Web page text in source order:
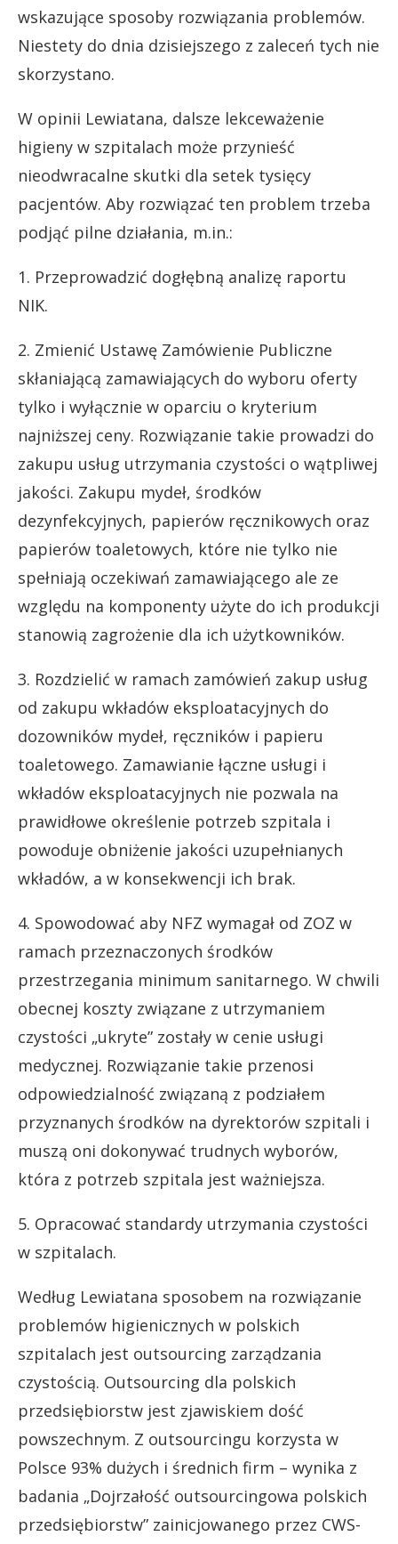
wskazujące sposoby rozwiązania problemów.
Niestety do dnia dzisiejszego z zaleceń tych nie
skorzystano.
W opinii Lewiatana, dalsze lekceważenie
higieny w szpitalach może przynieść
nieodwracalne skutki dla setek tysięcy
pacjentów. Aby rozwiązać ten problem trzeba
podjąć pilne działania, m.in.:
1. Przeprowadzić dogłębną analizę raportu
NIK.
2. Zmienić Ustawę Zamówienie Publiczne
skłaniającą zamawiających do wyboru oferty
tylko i wyłącznie w oparciu o kryterium
najniższej ceny. Rozwiązanie takie prowadzi do
zakupu usług utrzymania czystości o wątpliwej
jakości. Zakupu mydeł, środków
dezynfekcyjnych, papierów ręcznikowych oraz
papierów toaletowych, które nie tylko nie
spełniają oczekiwań zamawiającego ale ze
względu na komponenty użyte do ich produkcji
stanowią zagrożenie dla ich użytkowników.
3. Rozdzielić w ramach zamówień zakup usług
od zakupu wkładów eksploatacyjnych do
dozowników mydeł, ręczników i papieru
toaletowego. Zamawianie łączne usługi i
wkładów eksploatacyjnych nie pozwala na
prawidłowe określenie potrzeb szpitala i
powoduje obniżenie jakości uzupełnianych
wkładów, a w konsekwencji ich brak.
4. Spowodować aby NFZ wymagał od ZOZ w
ramach przeznaczonych środków
przestrzegania minimum sanitarnego. W chwili
obecnej koszty związane z utrzymaniem
czystości „ukryte” zostały w cenie usługi
medycznej. Rozwiązanie takie przenosi
odpowiedzialność związaną z podziałem
przyznanych środków na dyrektorów szpitali i
muszą oni dokonywać trudnych wyborów,
która z potrzeb szpitala jest ważniejsza.
5. Opracować standardy utrzymania czystości
w szpitalach.
Według Lewiatana sposobem na rozwiązanie
problemów higienicznych w polskich
szpitalach jest outsourcing zarządzania
czystością. Outsourcing dla polskich
przedsiębiorstw jest zjawiskiem dość
powszechnym. Z outsourcingu korzysta w
Polsce 93% dużych i średnich firm – wynika z
badania „Dojrzałość outsourcingowa polskich
przedsiębiorstw” zainicjowanego przez CWS-